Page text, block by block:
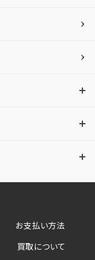
お支払い方法
買取について